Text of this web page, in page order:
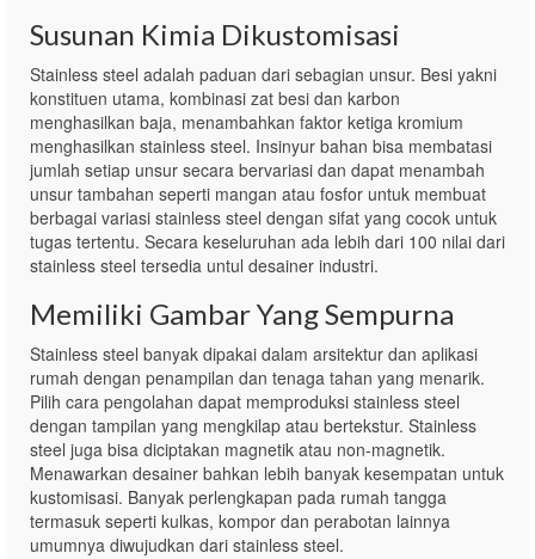
Susunan Kimia Dikustomisasi
Stainless steel adalah paduan dari sebagian unsur. Besi yakni
konstituen utama, kombinasi zat besi dan karbon
menghasilkan baja, menambahkan faktor ketiga kromium
menghasilkan stainless steel. Insinyur bahan bisa membatasi
jumlah setiap unsur secara bervariasi dan dapat menambah
unsur tambahan seperti mangan atau fosfor untuk membuat
berbagai variasi stainless steel dengan sifat yang cocok untuk
tugas tertentu. Secara keseluruhan ada lebih dari 100 nilai dari
stainless steel tersedia untul desainer industri.
Memiliki Gambar Yang Sempurna
Stainless steel banyak dipakai dalam arsitektur dan aplikasi
rumah dengan penampilan dan tenaga tahan yang menarik.
Pilih cara pengolahan dapat memproduksi stainless steel
dengan tampilan yang mengkilap atau bertekstur. Stainless
steel juga bisa diciptakan magnetik atau non-magnetik.
Menawarkan desainer bahkan lebih banyak kesempatan untuk
kustomisasi. Banyak perlengkapan pada rumah tangga
termasuk seperti kulkas, kompor dan perabotan lainnya
umumnya diwujudkan dari stainless steel.